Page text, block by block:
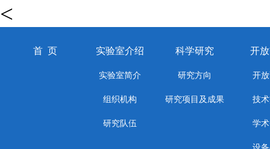
<
首 页 实验室介绍
实验室简介
组织机构
研究队伍
科学研究
研究方向
研究项目及成果
开
开
技
学